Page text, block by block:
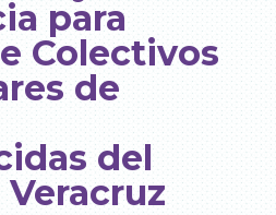
para
Colectivos
de
del
Veracruz